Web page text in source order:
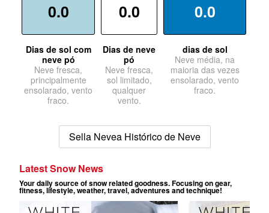
0.0
Dias de sol com
neve pó
Neve fresca,
principalmente
ensolarado, vento
fraco.
0.0
Dias de neve
pó
Neve fresca,
sol limitado,
qualquer
vento.
0.0
dias de sol
Neve média, na
maioria das vezes
ensolarado, vento
fraco.
Sella Nevea Histórico de Neve